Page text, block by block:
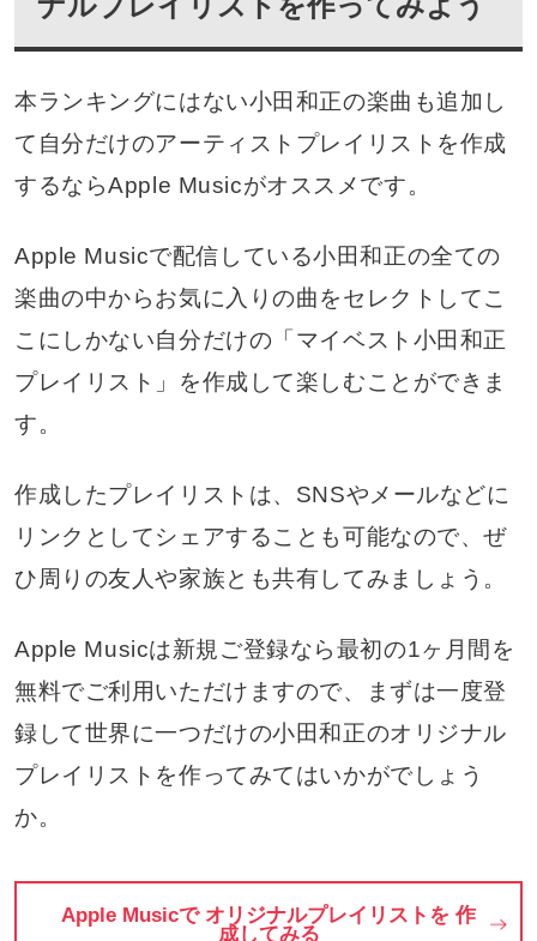
本ランキングにはない小田和正の楽曲も追加し
て自分だけのアーティストプレイリストを作成
するならApple Musicがオススメです。
Apple Musicで配信している小田和正の全ての
楽曲の中からお気に入りの曲をセレクトしてこ
こにしかない自分だけの「マイベスト小田和正
プレイリスト」を作成して楽しむことができま
す。
作成したプレイリストは、SNSやメールなどに
リンクとしてシェアすることも可能なので、ぜ
ひ周りの友人や家族とも共有してみましょう。
Apple Musicは新規ご登録なら最初の1ヶ月間を
無料でご利用いただけますので、まずは一度登
録して世界に一つだけの小田和正のオリジナル
プレイリストを作ってみてはいかがでしょう
か。
Apple Musicで オリジナルプレイリストを 作
成してみる